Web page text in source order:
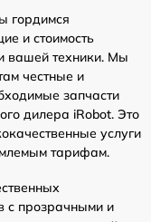
гордимся
и стоимость
вашей техники. Мы
честные и
запчасти
дилера iRobot. Это
услуги
тарифам.
с прозрачными и